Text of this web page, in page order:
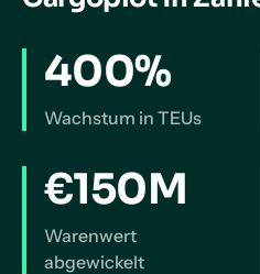
400%
Wachstum in TEUs
€150M
Warenwert
abgewickelt